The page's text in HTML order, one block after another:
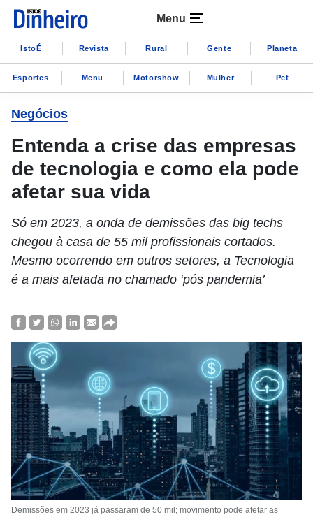
Menu
IstoÉ Revista Rural Gente Planeta
Esportes Menu Motorshow Mulher Pet
Negócios
Entenda a crise das empresas
de tecnologia e como ela pode
afetar sua vida
Só em 2023, a onda de demissões das big techs
chegou à casa de 55 mil profissionais cortados.
Mesmo ocorrendo em outros setores, a Tecnologia
é a mais afetada no chamado ‘pós pandemia’
Demissões em 2023 já passaram de 50 mil; movimento pode afetar as